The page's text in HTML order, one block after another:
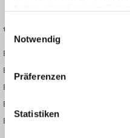
Einwilligungsauswahl
Notwendig
Präferenzen
Statistiken
Bauforum24 News
Bauforum24 TV
BF24 Mediathek
BF24 Fotostrecken
Bauforum Shop